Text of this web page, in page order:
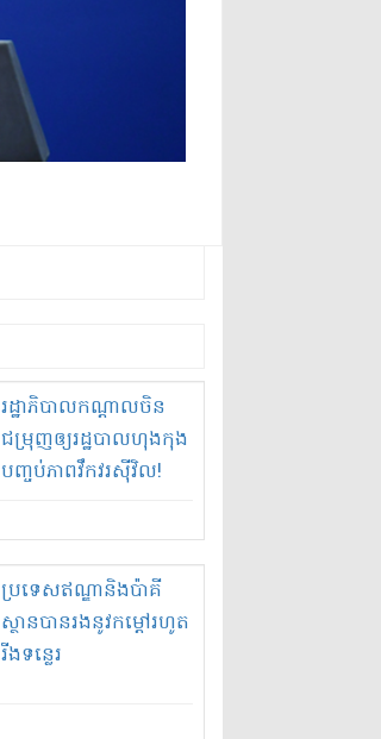
រដ្ឋាភិបាលកណ្តាល​ចិន​
ជម្រុញ​ឲ្យ​រដ្ឋបាល​ហុងកុង​
បញ្ចប់​ភាពវឹកវរ​ស៊ីវិល​!
ប្រទេស​ឥណ្ឌា​និង​ប៉ា​គី​
ស្ថាន​បាន​រង​នូវ​កម្ដៅ​រហូត​
រីង​ទន្លេរ​